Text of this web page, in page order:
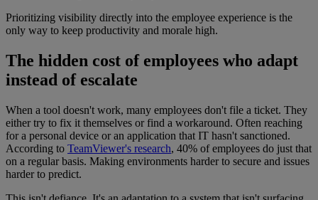
Prioritizing visibility directly into the employee experience is the
only way to keep productivity and morale high.
The hidden cost of employees who adapt
instead of escalate
When a tool doesn't work, many employees don't file a ticket. They
either try to fix it themselves or find a workaround. Often reaching
for a personal device or an application that IT hasn't sanctioned.
According to TeamViewer's research, 40% of employees do just that
on a regular basis. Making environments harder to secure and issues
harder to predict.